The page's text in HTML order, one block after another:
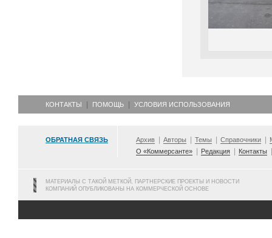
КОНТАКТЫ ПОМОЩЬ УСЛОВИЯ ИСПОЛЬЗОВАНИЯ
ОБРАТНАЯ СВЯЗЬ Архив Авторы Темы Справочники
О «Коммерсанте»
Редакция Контакты
МАТЕРИАЛЫ С ТАКОЙ МЕТКОЙ, ПАРТНЕРСКИЕ ПРОЕКТЫ И НОВОСТИ
КОМПАНИЙ ОПУБЛИКОВАНЫ НА КОММЕРЧЕСКОЙ ОСНОВЕ